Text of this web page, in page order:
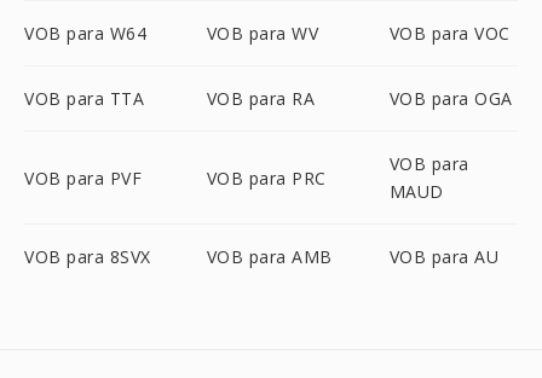
VOB para W64 VOB para WV VOB para VOC
VOB para TTA VOB para RA VOB para OGA
VOB para PVF VOB para PRC
VOB para
MAUD
VOB para 8SVX VOB para AMB VOB para AU